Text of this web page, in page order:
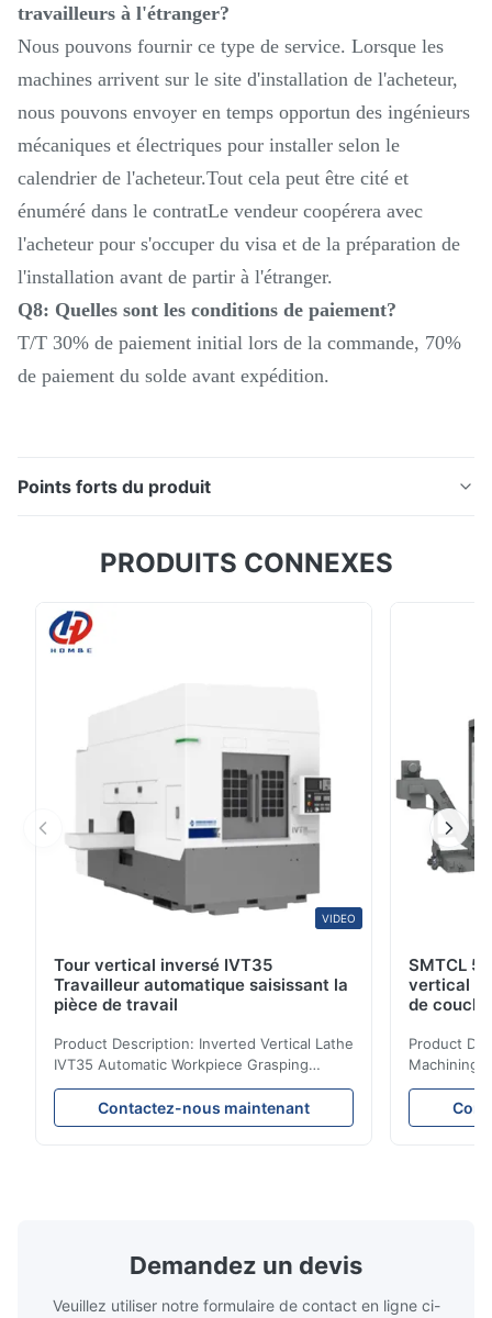
travailleurs à l'étranger?
Nous pouvons fournir ce type de service. Lorsque les
machines arrivent sur le site d'installation de l'acheteur,
nous pouvons envoyer en temps opportun des ingénieurs
mécaniques et électriques pour installer selon le
calendrier de l'acheteur.Tout cela peut être cité et
énuméré dans le contratLe vendeur coopérera avec
l'acheteur pour s'occuper du visa et de la préparation de
l'installation avant de partir à l'étranger.
Q8: Quelles sont les conditions de paiement?
T/T 30% de paiement initial lors de la commande, 70%
de paiement du solde avant expédition.
Points forts du produit
4000 mm CA6161 trou à travers la broche 80 mm
tour commun est un type de tour standard
couramment utilisé pour le traitement de pièces de
PRODUITS CONNEXES
VIDEO
Tour vertical inversé IVT35
Travailleur automatique saisissant la
pièce de travail
Product Description: Inverted Vertical Lathe
IVT35 Automatic Workpiece Grasping
Automated Production Line CNC Lathe
IVT35 automated production line stands
out with standardized modular design and
boring for multi-process machining. Ideal
Contactez-nous maintenant
SMTCL 5
vertical
de
Product
Machining
Mineral
Machining
for the
Demandez un devis
Veuillez utiliser notre formulaire de contact en ligne ci-